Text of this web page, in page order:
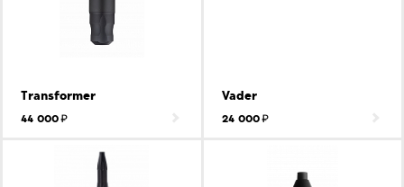
Transformer
44 000
Vader
24 000